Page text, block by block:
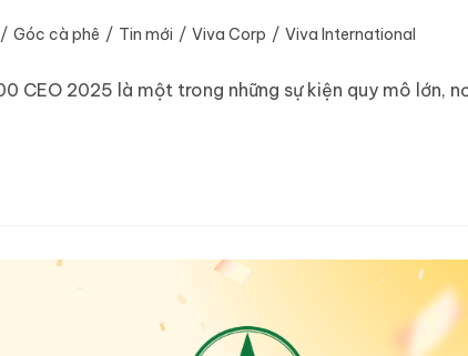
/ Góc cà phê / Tin mới / Viva Corp / Viva International
CEO 2025 là một trong những sự kiện quy mô lớn,